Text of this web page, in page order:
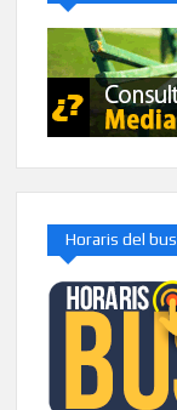
Horaris del